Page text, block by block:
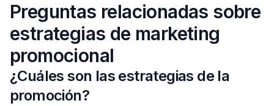
Preguntas relacionadas sobre
estrategias de marketing
promocional
¿Cuáles son las estrategias de la
promoción?